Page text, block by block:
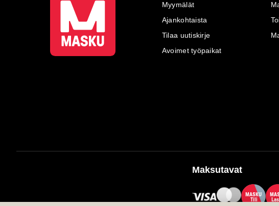
Myymälät
Ajankohtaista
Tilaa uutiskirje
Avoimet työpaikat
Maksutavat
MASKU
Tili
MA
Las